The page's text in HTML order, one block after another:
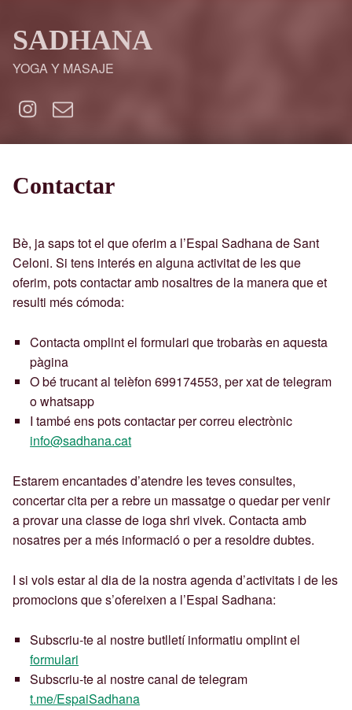
SADHANA
YOGA Y MASAJE
Contactar
Bè, ja saps tot el que oferim a l’Espai Sadhana de Sant
Celoni. Si tens interés en alguna activitat de les que
oferim, pots contactar amb nosaltres de la manera que et
resulti més cómoda:
Contacta omplint el formulari que trobaràs en aquesta
pàgina
O bé trucant al telèfon 699174553, per xat de telegram
o whatsapp
I també ens pots contactar per correu electrònic
info@sadhana.cat
Estarem encantades d’atendre les teves consultes,
concertar cita per a rebre un massatge o quedar per venir
a provar una classe de ioga shri vivek. Contacta amb
nosatres per a més informació o per a resoldre dubtes.
I si vols estar al dia de la nostra agenda d’activitats i de les
promocions que s’ofereixen a l’Espai Sadhana:
Subscriu-te al nostre butlletí informatiu omplint el
formulari
Subscriu-te al nostre canal de telegram
t.me/EspaiSadhana